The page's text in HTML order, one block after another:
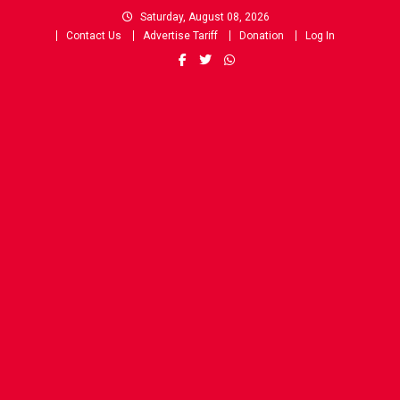
Saturday, August 08, 2026
Contact Us
Advertise Tariff Donation Log In